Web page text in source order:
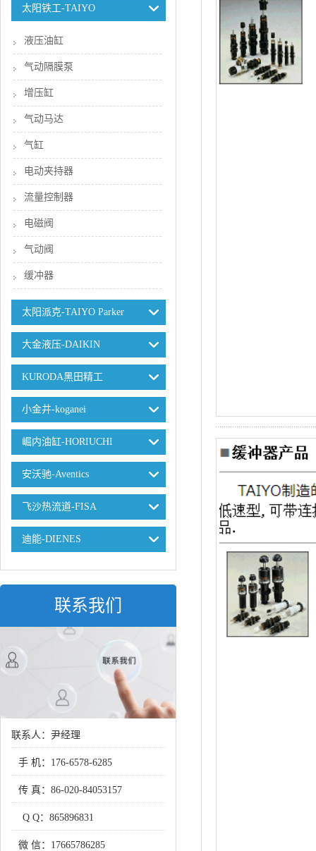
太阳铁工-TAIYO
液压油缸
气动隔膜泵
增压缸
气动马达
气缸
电动夹持器
流量控制器
电磁阀
气动阀
缓冲器
太阳派克-TAIYO Parker
大金液压-DAIKIN
KURODA黑田精工
小金井-koganei
崛内油缸-HORIUCHI
安沃驰-Aventics
飞沙热流道-FISA
迪能-DIENES
联系我们
联系人：尹经理
手 机： 176-6578-6285
传 真： 86-020-84053157
Q Q： 865896831
微 信： 17665786285